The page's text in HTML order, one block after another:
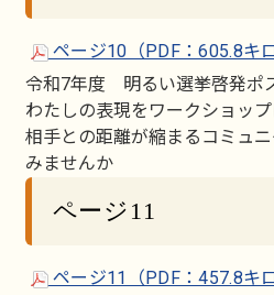
ページ10（PDF：605.8キ
令和7年度 明るい選挙啓発ポ
わたしの表現をワークショッ
相手との距離が縮まるコミュ
みませんか
ページ11
ページ11（PDF：457.8キ